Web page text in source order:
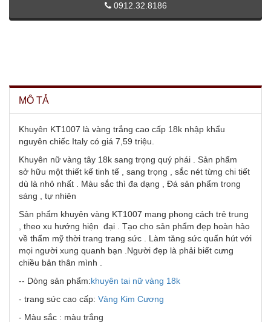
0912.32.8186
MÔ TẢ
Khuyên KT1007 là vàng trắng cao cấp 18k nhập khẩu
nguyên chiếc Italy có giá 7,59 triệu.
Khuyên nữ vàng tây 18k sang trọng quý phái . Sản phẩm
sở hữu một thiết kế tinh tế , sang trọng , sắc nét từng chi tiết
dù là nhỏ nhất . Màu sắc thì đa dạng , Đá sản phẩm trong
sáng , tự nhiên
Sản phẩm khuyên vàng KT1007 mang phong cách trẻ trung
, theo xu hướng hiện đại . Tạo cho sản phẩm đẹp hoàn hảo
về thẩm mỹ thời trang trang sức . Làm tăng sức quấn hút với
mọi người xung quanh bạn .Người đẹp là phải biết cưng
chiều bản thân mình .
-- Dòng sản phẩm:khuyên tai nữ vàng 18k
- trang sức cao cấp: Vàng Kim Cương
- Màu sắc : màu trắng